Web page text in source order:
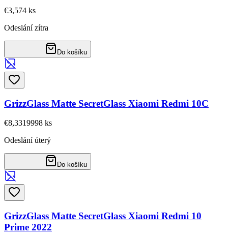
€3,574 ks
Odeslání zítra
Do košíku
GrizzGlass Matte SecretGlass Xiaomi Redmi 10C
€8,3319998 ks
Odeslání úterý
Do košíku
GrizzGlass Matte SecretGlass Xiaomi Redmi 10
Prime 2022